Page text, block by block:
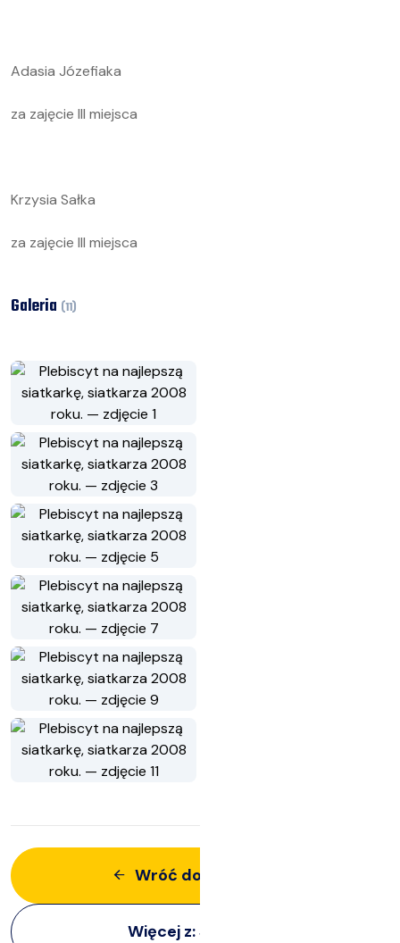
Adasia Józefiaka
za zajęcie III miejsca
Krzysia Sałka
za zajęcie III miejsca
Galeria (11)
Wróć do aktualności
Więcej z:Siatkarze